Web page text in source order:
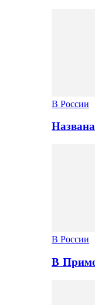
В России
В России
В